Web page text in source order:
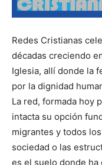
Redes Cristianas
décadas creciendo
Iglesia, allí donde la
por la dignidad
La red, formada hoy
intacta su opción
migrantes y todos
sociedad o las
es el suelo donde ha